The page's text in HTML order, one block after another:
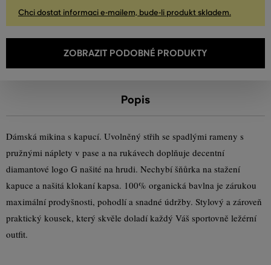
Chci dostat informaci e-mailem, bude-li produkt skladem.
ZOBRAZIT PODOBNÉ PRODUKTY
Popis
Dámská mikina s kapucí. Uvolněný střih se spadlými rameny s
pružnými náplety v pase a na rukávech doplňuje decentní
diamantové logo G našité na hrudi. Nechybí šňůrka na stažení
kapuce a našitá klokaní kapsa. 100% organická bavlna je zárukou
maximální prodyšnosti, pohodlí a snadné údržby. Stylový a zároveň
praktický kousek, který skvěle doladí každý Váš sportovně ležérní
outfit.